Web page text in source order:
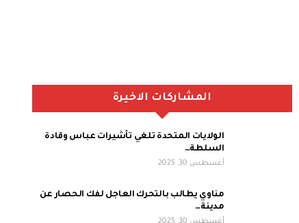
المشاركات الاخيرة
الولايات المتحدة تلغي تأشيرات عباس وقادة
السلطة…
أغسطس 30, 2025
مناوي يطالب بالتحرك العاجل لفك الحصار عن
مدينة…